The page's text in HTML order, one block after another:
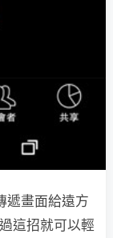
遞畫面給遠方
這招就可以輕